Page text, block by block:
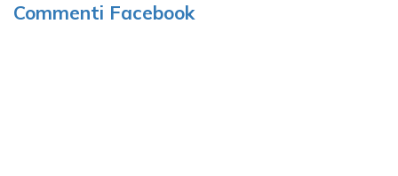
Commenti Facebook